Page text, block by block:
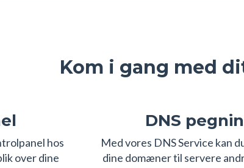
Kom i gang med
hos
over dine
DNS
Med vores DNS Service kan
dine domæner til servere